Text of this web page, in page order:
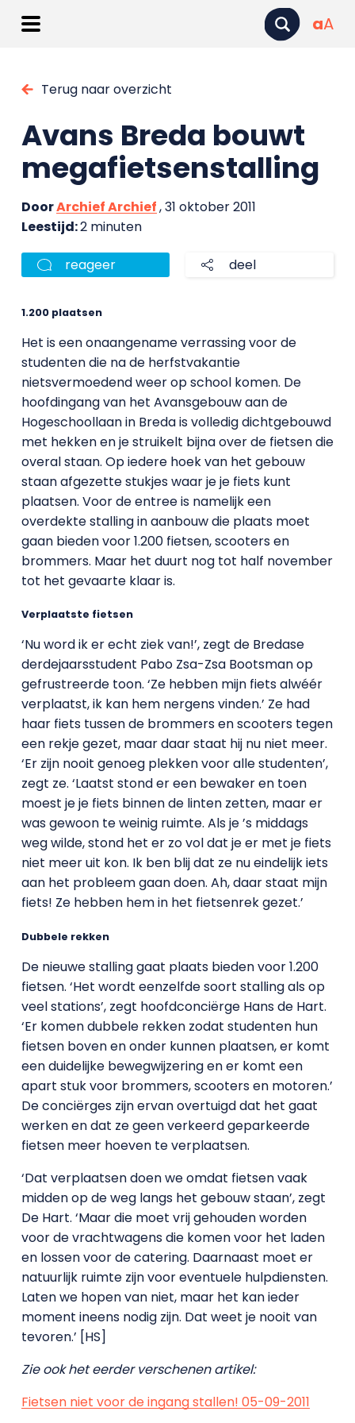
aA
Terug naar overzicht
Avans Breda bouwt
megafietsenstalling
DoorArchief Archief, 31 oktober 2011
Leestijd:2 minuten
reageer deel
1.200 plaatsen
Het is een onaangename verrassing voor de
studenten die na de herfstvakantie
nietsvermoedend weer op school komen. De
hoofdingang van het Avansgebouw aan de
Hogeschoollaan in Breda is volledig dichtgebouwd
met hekken en je struikelt bijna over de fietsen die
overal staan. Op iedere hoek van het gebouw
staan afgezette stukjes waar je je fiets kunt
plaatsen. Voor de entree is namelijk een
overdekte stalling in aanbouw die plaats moet
gaan bieden voor 1.200 fietsen, scooters en
brommers. Maar het duurt nog tot half november
tot het gevaarte klaar is.
Verplaatste fietsen
‘Nu word ik er echt ziek van!’, zegt de Bredase
derdejaarsstudent Pabo Zsa-Zsa Bootsman op
gefrustreerde toon. ‘Ze hebben mijn fiets alwéér
verplaatst, ik kan hem nergens vinden.’ Ze had
haar fiets tussen de brommers en scooters tegen
een rekje gezet, maar daar staat hij nu niet meer.
‘Er zijn nooit genoeg plekken voor alle studenten’,
zegt ze. ‘Laatst stond er een bewaker en toen
moest je je fiets binnen de linten zetten, maar er
was gewoon te weinig ruimte. Als je ’s middags
weg wilde, stond het er zo vol dat je er met je fiets
niet meer uit kon. Ik ben blij dat ze nu eindelijk iets
aan het probleem gaan doen. Ah, daar staat mijn
fiets! Ze hebben hem in het fietsenrek gezet.’
Dubbele rekken
De nieuwe stalling gaat plaats bieden voor 1.200
fietsen. ‘Het wordt eenzelfde soort stalling als op
veel stations’, zegt hoofdconciërge Hans de Hart.
‘Er komen dubbele rekken zodat studenten hun
fietsen boven en onder kunnen plaatsen, er komt
een duidelijke bewegwijzering en er komt een
apart stuk voor brommers, scooters en motoren.’
De conciërges zijn ervan overtuigd dat het gaat
werken en dat ze geen verkeerd geparkeerde
fietsen meer hoeven te verplaatsen.
‘Dat verplaatsen doen we omdat fietsen vaak
midden op de weg langs het gebouw staan’, zegt
De Hart. ‘Maar die moet vrij gehouden worden
voor de vrachtwagens die komen voor het laden
en lossen voor de catering. Daarnaast moet er
natuurlijk ruimte zijn voor eventuele hulpdiensten.
Laten we hopen van niet, maar het kan ieder
moment ineens nodig zijn. Dat weet je nooit van
tevoren.’ [HS]
Zie ook het eerder verschenen artikel:
Fietsen niet voor de ingang stallen! 05-09-2011